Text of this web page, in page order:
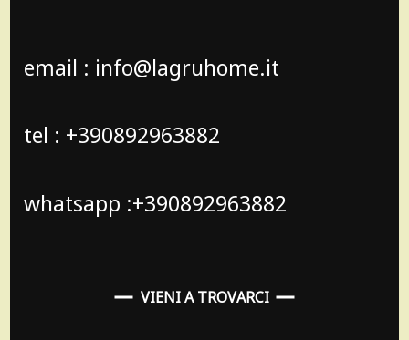
email : info@lagruhome.it
tel : +390892963882
whatsapp :+390892963882
VIENI A TROVARCI